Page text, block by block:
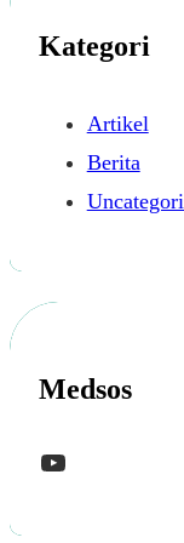
p
Kategori
Artikel
Berita
Medsos
YouTube